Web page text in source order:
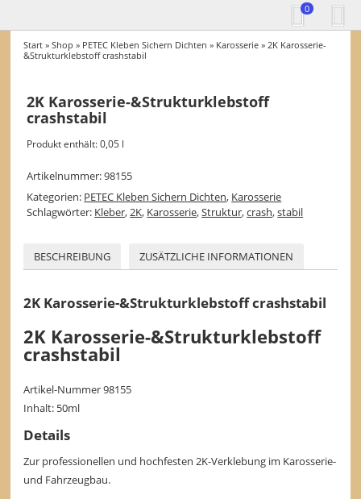
0
Start »Shop » PETEC Kleben Sichern Dichten » Karosserie » 2K Karosserie-
&Strukturklebstoff crashstabil
2K Karosserie-&Strukturklebstoff
crashstabil
Produkt enthält: 0,05 l
Artikelnummer:98155
Kategorien: PETEC Kleben Sichern Dichten, Karosserie
Schlagwörter: Kleber,2K, Karosserie,Struktur,crash,stabil
BESCHREIBUNG ZUSÄTZLICHE INFORMATIONEN
2K Karosserie-&Strukturklebstoff crashstabil
2K Karosserie-&Strukturklebstoff
crashstabil
Artikel-Nummer 98155
Inhalt: 50ml
Details
Zur professionellen und hochfesten 2K-Verklebung im Karosserie-
und Fahrzeugbau.